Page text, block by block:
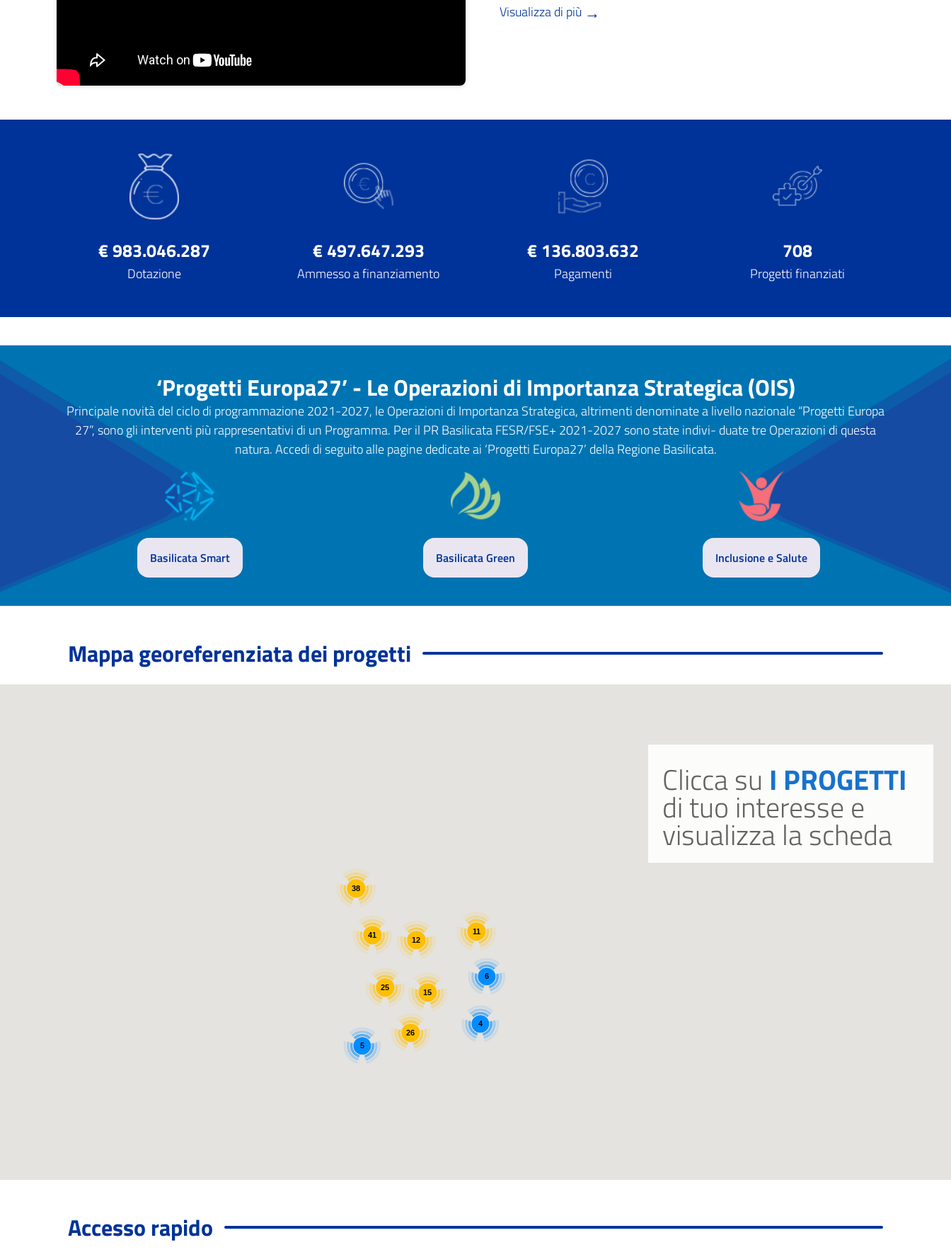
Visualizza di più →
€ 983.046.287
Dotazione
€ 497.647.293
Ammesso a finanziamento
€ 136.803.632
Pagamenti
708
Progetti finanziati
‘Progetti Europa27’ - Le Operazioni di Importanza Strategica (OIS)
Principale novità del ciclo di programmazione 2021-2027, le Operazioni di Importanza Strategica, altrimenti denominate a livello nazionale “Progetti Europa
27”, sono gli interventi più rappresentativi di un Programma. Per il PR Basilicata FESR/FSE+ 2021-2027 sono state indivi- duate tre Operazioni di questa
natura. Accedi di seguito alle pagine dedicate ai ‘Progetti Europa27’ della Regione Basilicata.
Basilicata Smart Basilicata Green Inclusione e Salute
Mappa georeferenziata dei progetti
5
41 11
26
25
38
6
15
12
4
Clicca su I PROGETTI
di tuo interesse e
visualizza la scheda
Accesso rapido